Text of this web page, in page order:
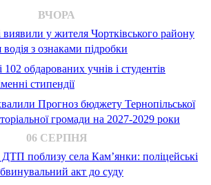
ВЧОРА
виявили у жителя Чортківського району
водія з ознаками підробки
обдарованих учнів і студентів
стипендії
Прогноз бюджету Тернопільської
громади на 2027-2029 роки
06 СЕРПНЯ
поблизу села Кам’янки: поліцейські
акт до суду